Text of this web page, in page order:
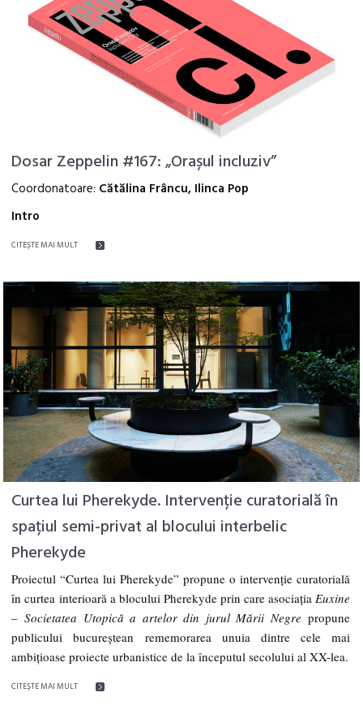
Dosar Zeppelin #167: „Orașul incluziv”
Coordonatoare: Cătălina Frâncu, Ilinca Pop
Intro
CITEŞTE MAI MULT
Curtea lui Pherekyde. Intervenție curatorială în
spațiul semi-privat al blocului interbelic
Pherekyde
Proiectul “Curtea lui Pherekyde” propune o intervenție curatorială
în curtea interioară a blocului Pherekyde prin care asociația Euxine
– Societatea Utopică a artelor din jurul Mării Negre propune
publicului bucureștean rememorarea unuia dintre cele mai
ambițioase proiecte urbanistice de la începutul secolului al XX-lea.
CITEŞTE MAI MULT